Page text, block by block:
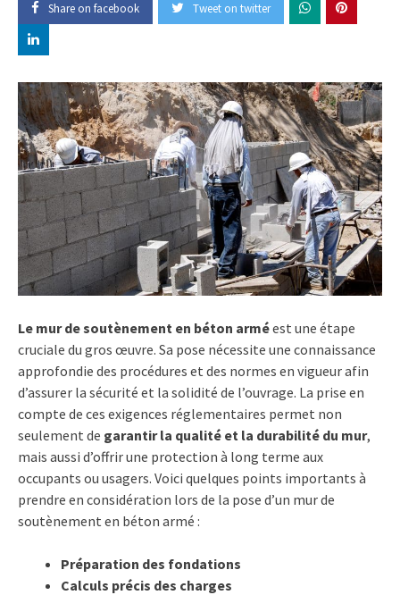
Share on facebook Tweet on twitter
Le mur de soutènement en béton arméest une étape
cruciale du gros œuvre. Sa pose nécessite une connaissance
approfondie des procédures et des normes en vigueur afin
d’assurer la sécurité et la solidité de l’ouvrage. La prise en
compte de ces exigences réglementaires permet non
seulement de garantir la qualité et la durabilité du mur,
mais aussi d’offrir une protection à long terme aux
occupants ou usagers. Voici quelques points importants à
prendre en considération lors de la pose d’un mur de
soutènement en béton armé :
Préparation des fondations
Calculs précis des charges